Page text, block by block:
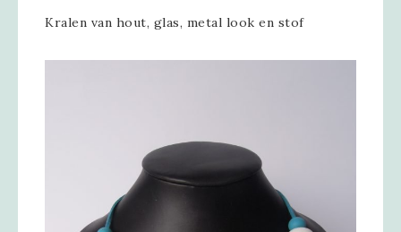
Kralen van hout, glas, metal look en stof